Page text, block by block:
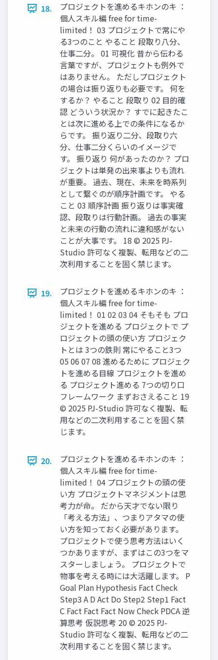
18.
プロジェクトを進めるキホンのキ ：
個人スキル編 free for time-
limited！ 03 プロジェクトで常にや
る3つのこと やること 段取り八分、
仕事二分。 01 可視化 昔から伝わる
言葉ですが、プロジェクトも例外で
はありません。 ただしプロジェクト
の場合は振り返りも必要です。 何を
するか？ やること 段取り 02 目的確
認 どういう状況か？ すでに起きたこ
とは次に進める上での条件になるか
らです。 振り返り二分、段取り六
分、仕事二分くらいのイメージで
す。 振り返り 何があったのか？ プロ
ジェクトは単発の出来事よりも流れ
が重要。 過去、現在、未来を時系列
として繋ぐのが順序計画です。 やる
こと 03 順序計画 振り返りは事実確
認、段取りは行動計画。 過去の事実
と未来の行動の流れに違和感がない
ことが大事です。 18 © 2025 PJ-
Studio 許可なく複製、転用などの二
次利用することを固く禁じます。
19.
プロジェクトを進めるキホンのキ ：
個人スキル編 free for time-
limited！ 01 02 03 04 そもそも プロ
ジェクトを進める プロジェクトで プ
ロジェクトの頭の使い方 プロジェク
トとは 3つの鉄則 常にやること3つ
05 06 07 08 進めるために プロジェク
トを進める目線 プロジェクトを進め
る プロジェクト進める 7つの切り口
フレームワーク まずおさえること 19
© 2025 PJ-Studio 許可なく複製、転
用などの二次利用することを固く禁
じます。
20.
プロジェクトを進めるキホンのキ ：
個人スキル編 free for time-
limited！ 04 プロジェクトの頭の使
い方 プロジェクトマネジメントは思
考力が命。 だから天才でない限り
「考える方法」、つまりアタマの使
い方を知っておく必要があります。
プロジェクトで使う思考方法はいく
つかありますが、まずはこの3つをマ
スターしましょう。 プロジェクトで
物事を考える時には大活躍します。 P
Goal Plan Hypothesis Fact Check
Step3 A D Act Do Step2 Step1 Fact
C Fact Fact Fact Now Check PDCA 逆
算思考 仮説思考 20 © 2025 PJ-
Studio 許可なく複製、転用などの二
次利用することを固く禁じます。